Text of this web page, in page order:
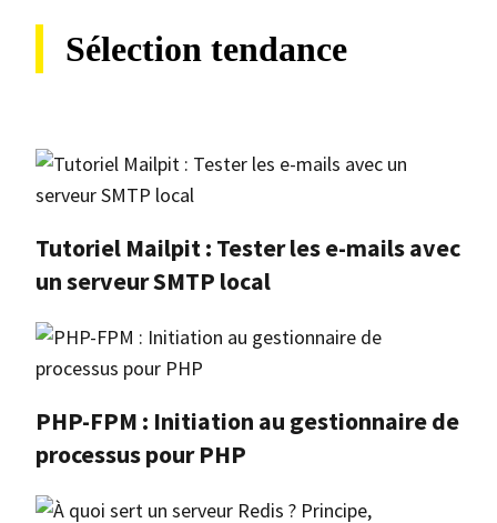
Sélection tendance
Tutoriel Mailpit : Tester les e-mails avec
un serveur SMTP local
PHP-FPM : Initiation au gestionnaire de
processus pour PHP